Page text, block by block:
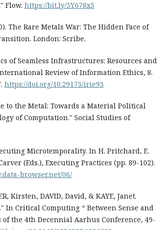
Flow. https://bit.ly/3Y678x3
The Rare Metals War: The Hidden Face of
London: Scribe.
of Seamless Infrastructures: Resources and
Review of Information Ethics, 8.
https://doi.org/10.29173/irie93
to the Metal: Towards a Material Political
of Computation." Social Studies of
Microtemporality. In H. Pritchard, E.
(Eds.), Executing Practices (pp. 89-102).
browser.net/06/
Kirsten, DAVID, David, & KAYE, Janet.
In Critical Computing “ Between Sense and
the 4th Decennial Aarhus Conference, 49-